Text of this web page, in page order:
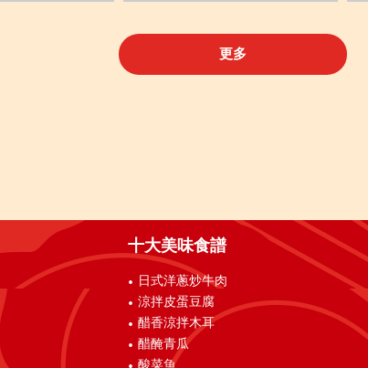
更多
十大美味食譜
日式洋蔥炒牛肉
涼拌皮蛋豆腐
醋香涼拌木耳
醋醃青瓜
酸菜魚